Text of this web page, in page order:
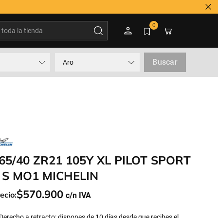
0
Aro Buscar
40 ZR21 105Y XL PILOT SPORT
MO1 MICHELIN
$570.900